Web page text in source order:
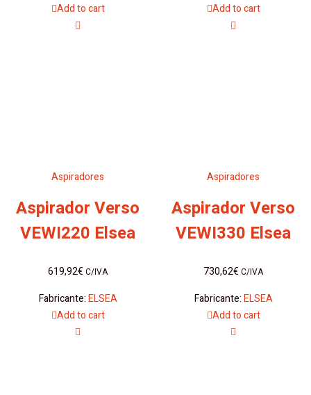
Add to cart
Add to cart
Aspiradores
Aspirador Verso
VEWI220 Elsea
619,92€ C/IVA
Fabricante:ELSEA
Add to cart
Aspiradores
Aspirador Verso
VEWI330 Elsea
730,62€ C/IVA
Fabricante:ELSEA
Add to cart